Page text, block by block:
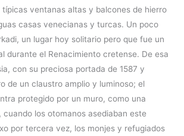
típicas ventanas altas y balcones de hierro
casas venecianas y turcas. Un poco
un lugar hoy solitario pero que fue un
durante el Renacimiento cretense. De esa
con su preciosa portada de 1587 y
de un claustro amplio y luminoso; el
protegido por un muro, como una
cuando los otomanos asediaban este
por tercera vez, los monjes y refugiados